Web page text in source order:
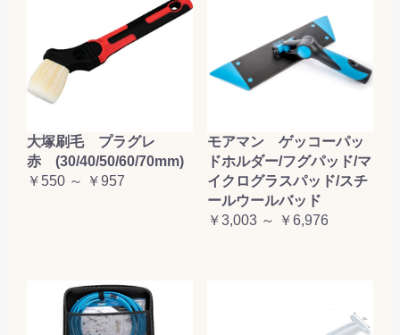
大塚刷毛 プラグレ
赤 (30/40/50/60/70mm)
￥550 ～ ￥957
モアマン ゲッコーパッ
ドホルダー/フグパッド/マ
イクログラスパッド/スチ
ールウールバッド
￥3,003 ～ ￥6,976